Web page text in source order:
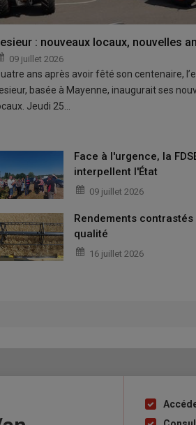
: nouveaux locaux, nouvelles
09 juillet 2026
ans après avoir fêté son centenaire,
Lesieur, basée à Mayenne, inaugurait ses
Jeudi 25…
Face à l'urgence, la
interpellent l'État
09 juillet 2026
Rendements contrastés
qualité
16 juillet 2026
Liste
à